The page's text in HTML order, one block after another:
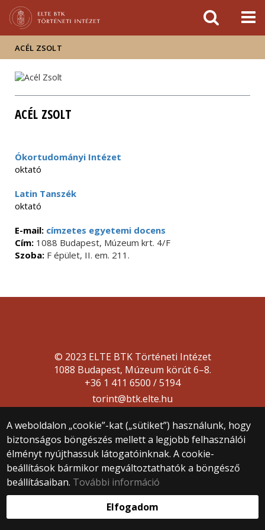
sajtóban
ACÉL ZSOLT
ACÉL ZSOLT
Ókortudományi Intézet
oktató
Latin Tanszék
oktató
E-mail: címzetes egyetemi docens
Cím: 1088 Budapest, Múzeum krt. 4/F
Szoba: F épület, II. em. 211.
A weboldalon „cookie”-kat („sütiket”) használunk, hogy
biztonságos böngészés mellett a legjobb felhasználói
élményt nyújthassuk látogatóinknak. A cookie-
beállítások bármikor megváltoztathatók a böngésző
beállításaiban. További információ
Elfogadom
© 2023 ELTE BTK Történeti Intézet
1088 Budapest, Múzeum körút 6–8.
+36 1 411 6500 / 5194
torint@btk.elte.hu
Webfejlesztés: